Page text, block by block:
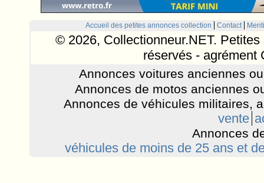
Accueil des petites annonces collection Contact
© 2026, Collectionneur.NET.
réservés - agrément
Annonces voitures anciennes
Annonces de motos anciennes
Annonces de véhicules militaires,
vente
Annonces
véhicules de moins de 25 ans et